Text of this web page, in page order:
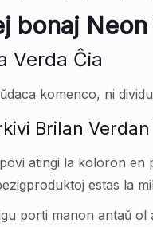
bonaj
Verda Ĉia
komenco, ni
Brilan
atingi la koloron en
estas la
porti manon antaŭ ol